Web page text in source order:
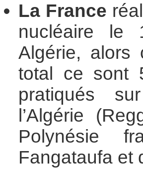
La France
nucléaire le
Algérie, alors
total ce sont
pratiqués
l’Algérie
Polynésie
Fangataufa et